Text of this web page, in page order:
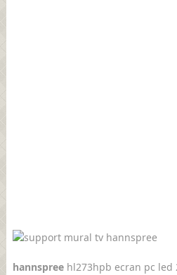
hannspreehl273hpb ecran pc led